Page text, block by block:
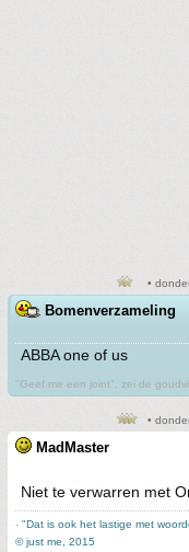
•
Bomenverzameling
ABBA one of us
"Geef me een joint", zei de
•
MadMaster
Niet te verwarren met
- "Dat is ook het lastige met
© just me, 2015